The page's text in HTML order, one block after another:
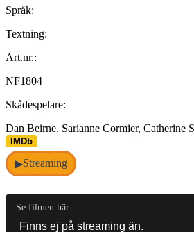
Språk:
Textning:
Art.nr.:
NF1804
Skådespelare:
Dan Beirne, Sarianne Cormier, Catherine
IMDb
▶Streaming
Se filmen här: